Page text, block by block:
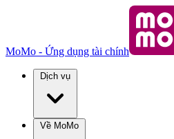
MoMo - Ứng dụng tài chính
Dịch vụ
Về MoMo